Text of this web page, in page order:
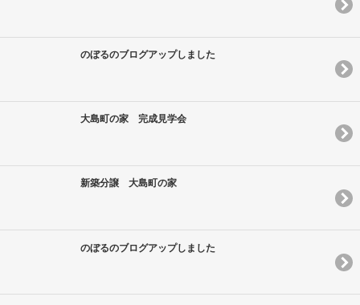
のぼるのブログアップしました
大島町の家 完成見学会
新築分譲 大島町の家
のぼるのブログアップしました